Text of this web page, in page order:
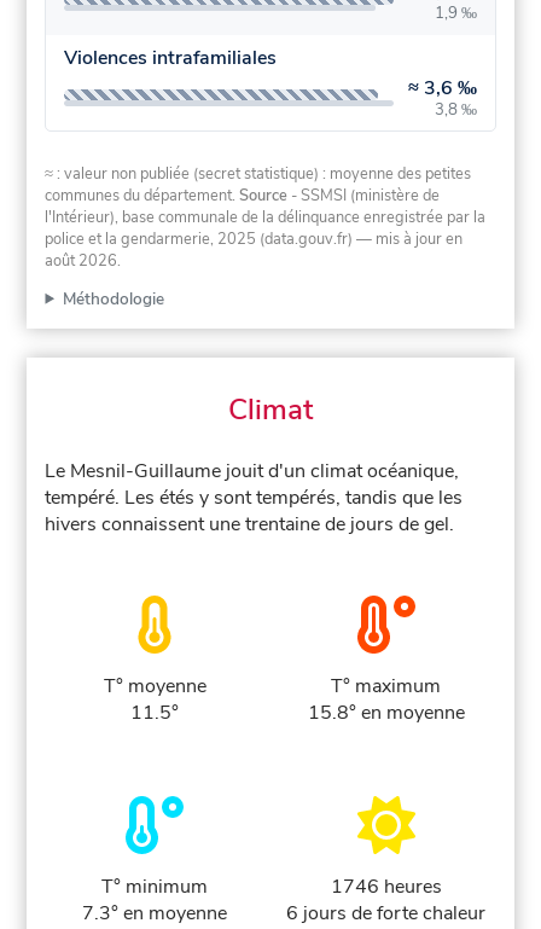
1,9 ‰
Violences intrafamiliales
≈ 3,6 ‰
3,8 ‰
≈ : valeur non publiée (secret statistique) : moyenne des petites
communes du département.Source - SSMSI (ministère de
l'Intérieur), base communale de la délinquance enregistrée par la
police et la gendarmerie, 2025 (data.gouv.fr) — mis à jour en
août 2026.
Méthodologie
Climat
Le Mesnil-Guillaume jouit d'un climat océanique,
tempéré. Les étés y sont tempérés, tandis que les
hivers connaissent une trentaine de jours de gel.
T° moyenne
11.5°
T° maximum
15.8° en moyenne
T° minimum
7.3° en moyenne
1746 heures
6 jours de forte chaleur